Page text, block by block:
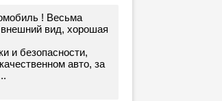
! Весьма
вид, хорошая
и безопасности,
авто, за